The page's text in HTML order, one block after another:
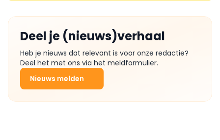
Deel je (nieuws)verhaal
Heb je nieuws dat relevant is voor onze redactie?
Deel het met ons via het meldformulier.
Nieuws melden